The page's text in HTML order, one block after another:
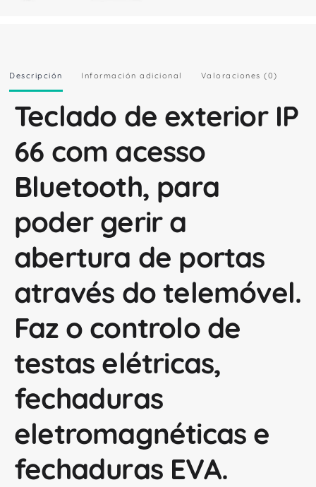
Descripción Información adicional Valoraciones (0)
Teclado de exterior IP
66 com acesso
Bluetooth, para
poder gerir a
abertura de portas
através do telemóvel.
Faz o controlo de
testas elétricas,
fechaduras
eletromagnéticas e
fechaduras EVA.